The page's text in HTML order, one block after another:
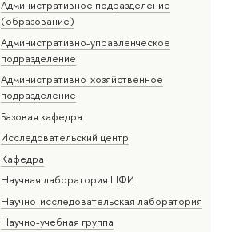
Административное подразделение
(образование)
Административно-управленческое
подразделение
Административно-хозяйственное
подразделение
Базовая кафедра
Исследовательский центр
Кафедра
Научная лаборатория ЦФИ
Научно-исследовательская лаборатория
Научно-учебная группа